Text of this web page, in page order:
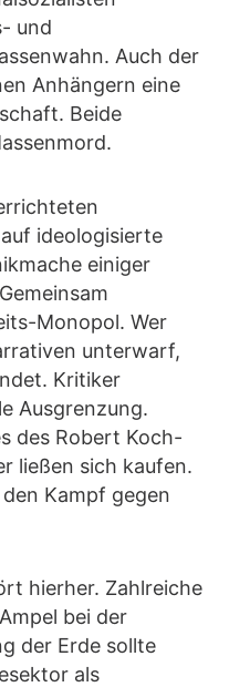
und
Auch der
Anhängern eine
Beide
ideologisierte
einiger
Monopol. Wer
unterwarf,
Kritiker
Ausgrenzung.
des Robert Koch-
ließen sich kaufen.
Kampf gegen
hierher. Zahlreiche
bei der
der Erde sollte
als